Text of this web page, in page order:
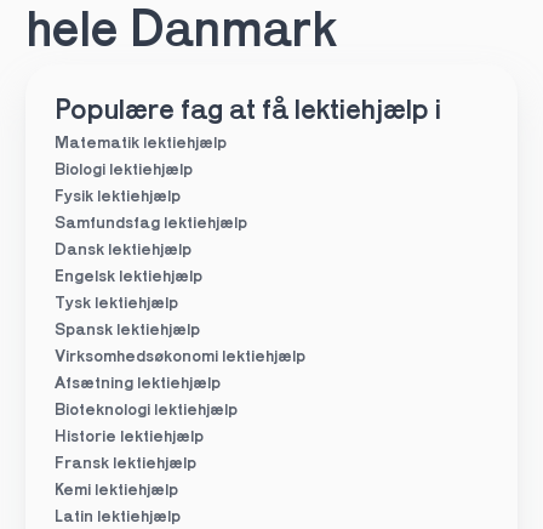
hele Danmark
Populære fag at få lektiehjælp i
Matematik lektiehjælp
Biologi lektiehjælp
Fysik lektiehjælp
Samfundsfag lektiehjælp
Dansk lektiehjælp
Engelsk lektiehjælp
Tysk lektiehjælp
Spansk lektiehjælp
Virksomhedsøkonomi lektiehjælp
Afsætning lektiehjælp
Bioteknologi lektiehjælp
Historie lektiehjælp
Fransk lektiehjælp
Kemi lektiehjælp
Latin lektiehjælp